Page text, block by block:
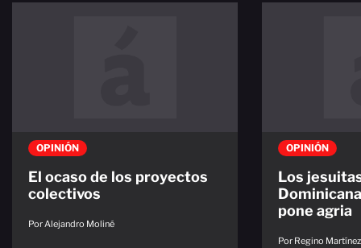
OPINIÓN
El ocaso de los proyectos
colectivos
Por Alejandro Moliné
OPINIÓN
Los
pone agria
Por Regino Martínez